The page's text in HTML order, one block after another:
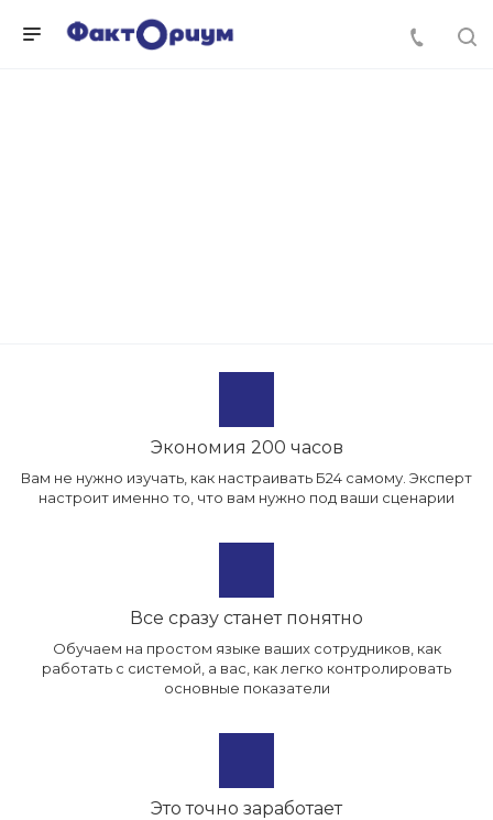
Экономия 200 часов
Вам не нужно изучать, как настраивать Б24 самому. Эксперт
настроит именно то, что вам нужно под ваши сценарии
Все сразу станет понятно
Обучаем на простом языке ваших сотрудников, как
работать с системой, а вас, как легко контролировать
основные показатели
Это точно заработает